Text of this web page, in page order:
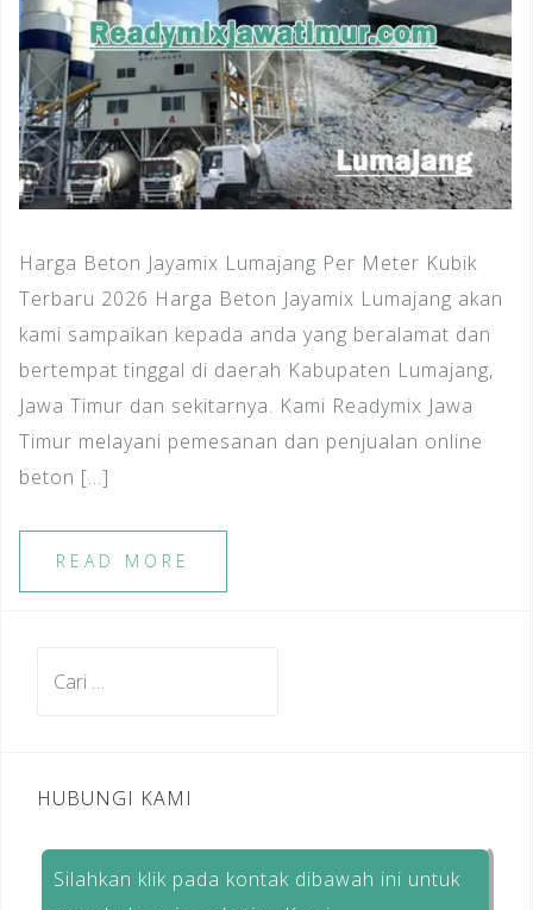
Harga Beton Jayamix Lumajang Per Meter Kubik
Terbaru 2026 Harga Beton Jayamix Lumajang akan
kami sampaikan kepada anda yang beralamat dan
bertempat tinggal di daerah Kabupaten Lumajang,
Jawa Timur dan sekitarnya. Kami Readymix Jawa
Timur melayani pemesanan dan penjualan online
beton […]
READ MORE
HUBUNGI KAMI
Silahkan klik pada kontak dibawah ini untuk